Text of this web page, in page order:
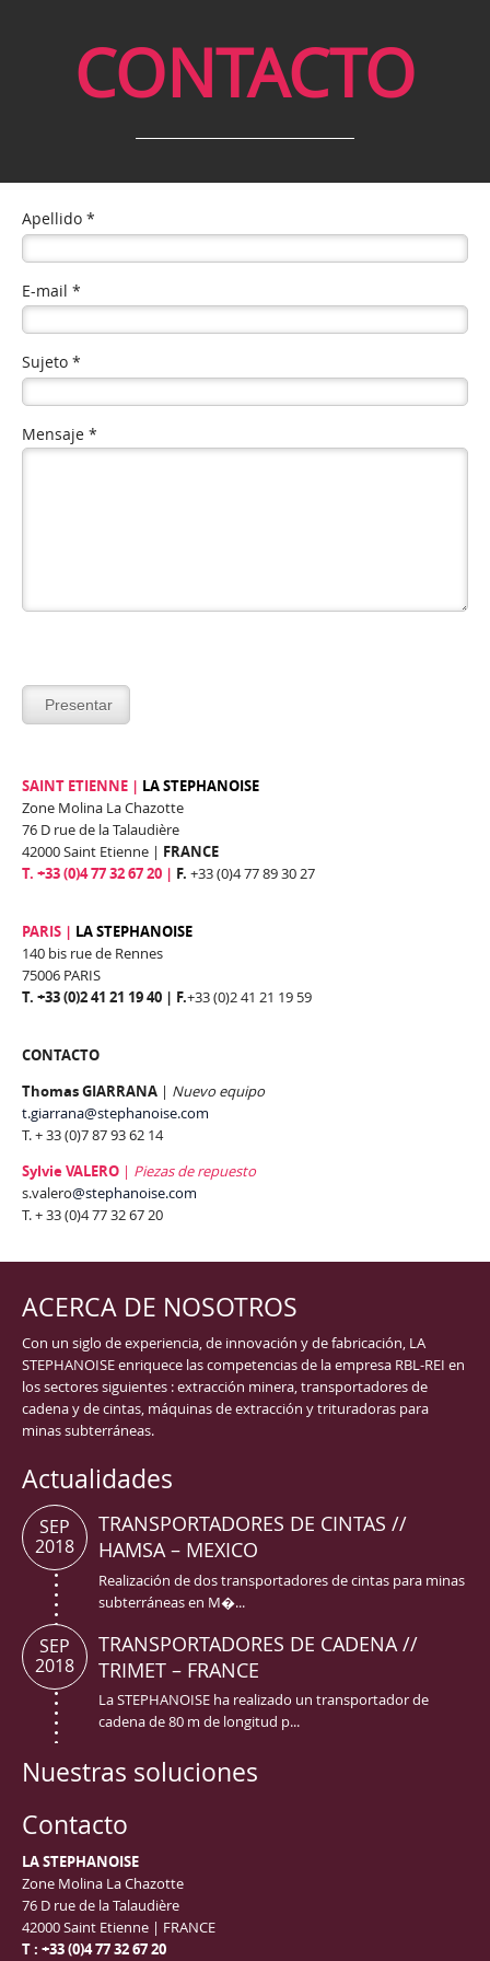
CONTACTO
Apellido *
E-mail *
Sujeto *
Mensaje *
SAINT ETIENNE | LA STEPHANOISE
Zone Molina La Chazotte
76 D rue de la Talaudière
42000 Saint Etienne | FRANCE
T. +33 (0)4 77 32 67 20 | F. +33 (0)4 77 89 30 27
PARIS | LA STEPHANOISE
140 bis rue de Rennes
75006 PARIS
T. +33 (0)2 41 21 19 40 | F.+33 (0)2 41 21 19 59
CONTACTO
Thomas GIARRANA | Nuevo equipo
t.giarrana@stephanoise.com
T. + 33 (0)7 87 93 62 14
Sylvie VALERO | Piezas de repuesto
s.valero@stephanoise.com
T. + 33 (0)4 77 32 67 20
ACERCA DE NOSOTROS
Con un siglo de experiencia, de innovación y de fabricación, LA
STEPHANOISE enriquece las competencias de la empresa RBL-REI en
los sectores siguientes : extracción minera, transportadores de
cadena y de cintas, máquinas de extracción y trituradoras para
minas subterráneas.
Actualidades
TRANSPORTADORES DE CINTAS //
HAMSA – MEXICO
Realización de dos transportadores de cintas para minas
subterráneas en M�...
SEP
2018
TRANSPORTADORES DE CADENA //
TRIMET – FRANCE
La STEPHANOISE ha realizado un transportador de
cadena de 80 m de longitud p...
SEP
2018
Nuestras soluciones
Contacto
LA STEPHANOISE
Zone Molina La Chazotte
76 D rue de la Talaudière
42000 Saint Etienne | FRANCE
T : +33 (0)4 77 32 67 20